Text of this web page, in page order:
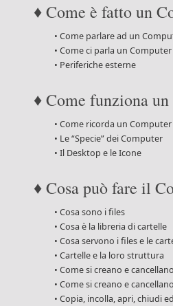
♦ Come è fatto un
• Come parlare ad un
• Come ci parla un Computer
• Periferiche esterne
♦ Come funziona
• Come ricorda un Computer
• Le “Specie” dei Computer
• Il Desktop e le Icone
♦ Cosa può fare il
• Cosa sono i files
• Cosa è la libreria di cartelle
• Cosa servono i files e le
• Cartelle e la loro struttura
• Come si creano e
• Come si creano e
• Copia, incolla, apri, chiudi